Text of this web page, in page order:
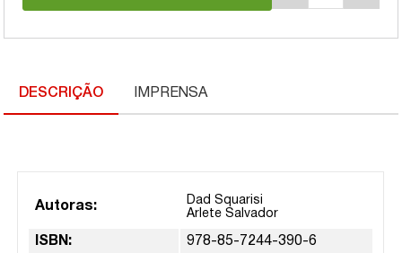
DESCRIÇÃO IMPRENSA
Autoras:
Dad Squarisi
Arlete Salvador
ISBN: 978-85-7244-390-6